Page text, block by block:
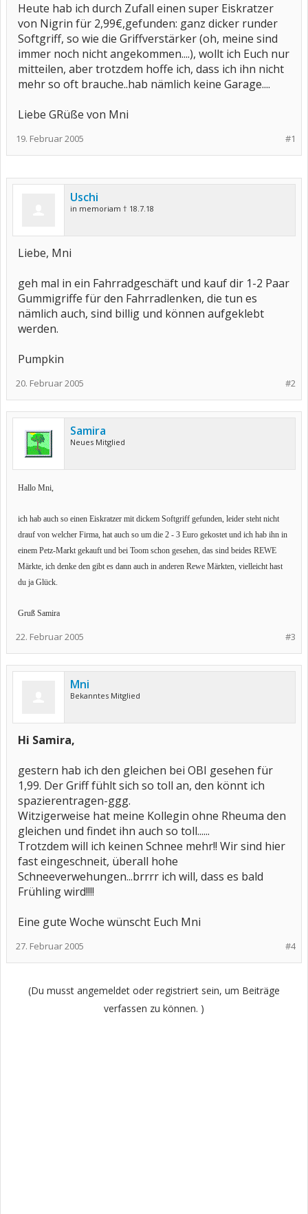
Heute hab ich durch Zufall einen super Eiskratzer
von Nigrin für 2,99€,gefunden: ganz dicker runder
Softgriff, so wie die Griffverstärker (oh, meine sind
immer noch nicht angekommen....), wollt ich Euch nur
mitteilen, aber trotzdem hoffe ich, dass ich ihn nicht
mehr so oft brauche..hab nämlich keine Garage....
Liebe GRüße von Mni
#1
19. Februar 2005
Uschi
in memoriam † 18.7.18
Liebe, Mni
geh mal in ein Fahrradgeschäft und kauf dir 1-2 Paar
Gummigriffe für den Fahrradlenken, die tun es
nämlich auch, sind billig und können aufgeklebt
werden.
Pumpkin
#2
20. Februar 2005
Samira
Neues Mitglied
Hallo Mni,
ich hab auch so einen Eiskratzer mit dickem Softgriff gefunden, leider steht nicht
drauf von welcher Firma, hat auch so um die 2 - 3 Euro gekostet und ich hab ihn in
einem Petz-Markt gekauft und bei Toom schon gesehen, das sind beides REWE
Märkte, ich denke den gibt es dann auch in anderen Rewe Märkten, vielleicht hast
du ja Glück.
Gruß Samira
#3
22. Februar 2005
Mni
Bekanntes Mitglied
Hi Samira,
gestern hab ich den gleichen bei OBI gesehen für
1,99. Der Griff fühlt sich so toll an, den könnt ich
spazierentragen-ggg.
Witzigerweise hat meine Kollegin ohne Rheuma den
gleichen und findet ihn auch so toll......
Trotzdem will ich keinen Schnee mehr!! Wir sind hier
fast eingeschneit, überall hohe
Schneeverwehungen...brrrr ich will, dass es bald
Frühling wird!!!!
Eine gute Woche wünscht Euch Mni
#4
27. Februar 2005
(Du musst angemeldet oder registriert sein, um Beiträge
verfassen zu können. )